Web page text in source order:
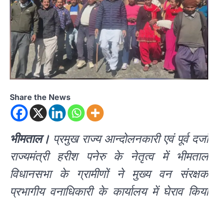
Share the News
भीमताल। प्रमुख राज्य आन्दोलनकारी एवं पूर्व दर्जा
राज्यमंत्री हरीश पनेरु के नेतृत्व में भीमताल
विधानसभा के ग्रामीणों ने मुख्य वन संरक्षक
प्रभागीय वनाधिकारी के कार्यालय में घेराव किया